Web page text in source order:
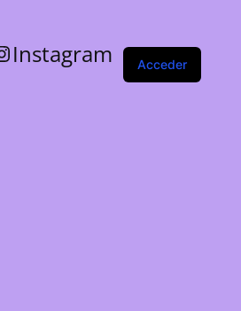
Instagram Acceder